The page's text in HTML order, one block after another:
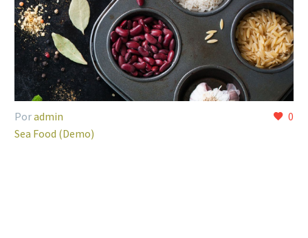
0
Poradmin
Sea Food (Demo)